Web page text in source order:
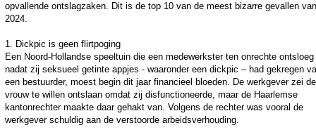
opvallende ontslagzaken. Dit is de top 10 van de meest bizarre gevallen van
2024.
1. Dickpic is geen flirtpoging
Een Noord-Hollandse speeltuin die een medewerkster ten onrechte ontsloeg
nadat zij seksueel getinte appjes - waaronder een dickpic – had gekregen
een bestuurder, moest begin dit jaar financieel bloeden. De werkgever zei de
vrouw te willen ontslaan omdat zij disfunctioneerde, maar de Haarlemse
kantonrechter maakte daar gehakt van. Volgens de rechter was vooral de
werkgever schuldig aan de verstoorde arbeidsverhouding.